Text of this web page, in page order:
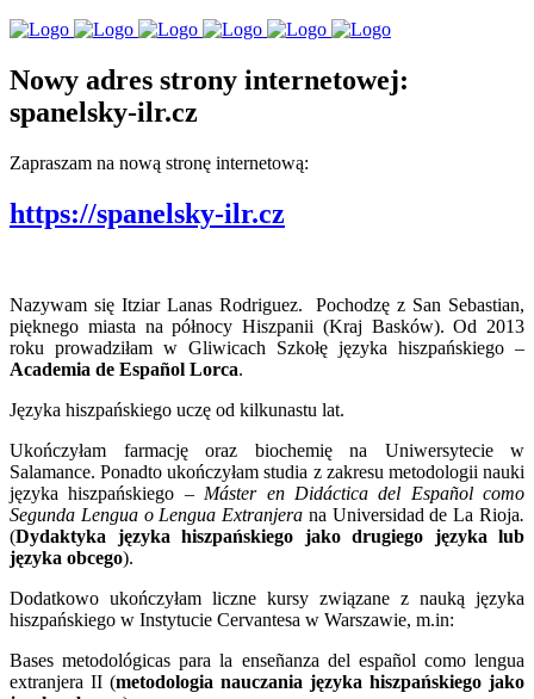
Nowy adres strony internetowej:
spanelsky-ilr.cz
Zapraszam na nową stronę internetową:
https://spanelsky-ilr.cz
Nazywam się Itziar Lanas Rodriguez. Pochodzę z San Sebastian,
pięknego miasta na północy Hiszpanii (Kraj Basków). Od 2013
roku prowadziłam w Gliwicach Szkołę języka hiszpańskiego –
Academia de Español Lorca.
Języka hiszpańskiego uczę od kilkunastu lat.
Ukończyłam farmację oraz biochemię na Uniwersytecie w
Salamance. Ponadto ukończyłam studia z zakresu metodologii nauki
języka hiszpańskiego – Máster en Didáctica del Español como
Segunda Lengua o Lengua Extranjera na Universidad de La Rioja.
(Dydaktyka języka hiszpańskiego jako drugiego języka lub
języka obcego).
Dodatkowo ukończyłam liczne kursy związane z nauką języka
hiszpańskiego w Instytucie Cervantesa w Warszawie, m.in:
Bases metodológicas para la enseñanza del español como lengua
extranjera II (metodologia nauczania języka hiszpańskiego jako